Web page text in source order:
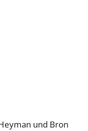
und Bron